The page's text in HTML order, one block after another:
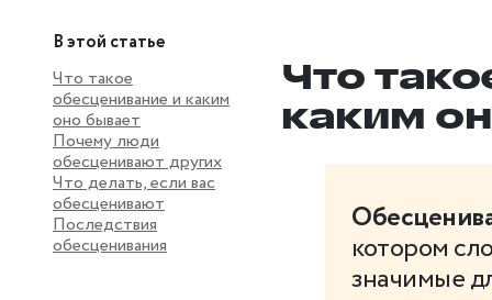
В этой статье
Что такое
обесценивание и каким
оно бывает
Почему люди
обесценивают других
Что делать, если вас
обесценивают
Последствия
обесценивания
Что
каким
котором
значимые